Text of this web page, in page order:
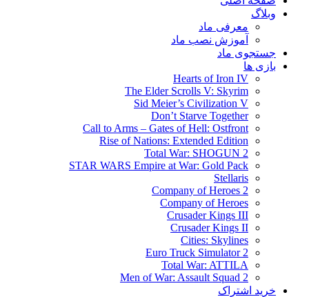
وبلاگ
معرفی ماد
آموزش نصب ماد
جستجوی ماد
بازی ها
Hearts of Iron IV
The Elder Scrolls V: Skyrim
Sid Meier’s Civilization V
Don’t Starve Together
Call to Arms – Gates of Hell: Ostfront
Rise of Nations: Extended Edition
Total War: SHOGUN 2
STAR WARS Empire at War: Gold Pack
Stellaris
Company of Heroes 2
Company of Heroes
Crusader Kings III
Crusader Kings II
Cities: Skylines
Euro Truck Simulator 2
Total War: ATTILA
Men of War: Assault Squad 2
خرید اشتراک